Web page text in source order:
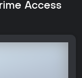
Access